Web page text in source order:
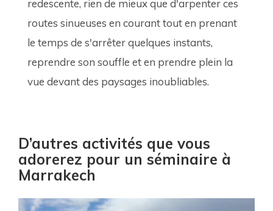
redescente, rien de mieux que d'arpenter ces
routes sinueuses en courant tout en prenant
le temps de s'arrêter quelques instants,
reprendre son souffle et en prendre plein la
vue devant des paysages inoubliables.
D’autres activités que vous
adorerez pour un séminaire à
Marrakech